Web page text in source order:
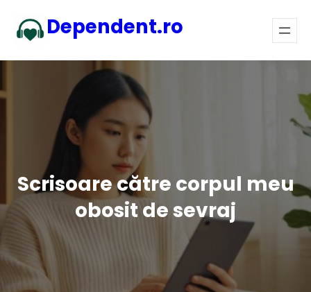
Dependent.ro
Scrisoare către corpul meu
obosit de sevraj